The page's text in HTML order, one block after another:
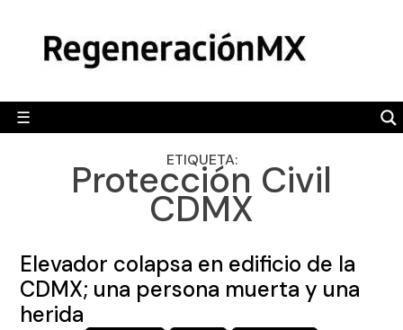
content
☰
POLÍTICA
CAMALEÓN
OPINIÓN
DEPORTES
VIDEOS
ETIQUETA:
Protección Civil
CDMX
Elevador colapsa en edificio de la
CDMX; una persona muerta y una
herida